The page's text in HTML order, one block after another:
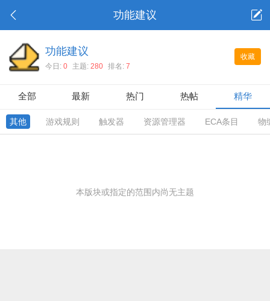
功能建议
收藏
功能建议
今日: 0 主题: 280 排名: 7
全部 最新 热门 热帖 精华
其他 游戏规则 触发器 资源管理器 ECA条目 物
本版块或指定的范围内尚无主题